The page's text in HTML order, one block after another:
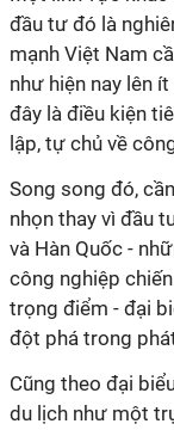
đầu tư đó là
mạnh Việt Nam
như hiện nay lên
đây là điều kiện
lập, tự chủ về
Song song đó,
nhọn thay vì đầu
và Hàn Quốc -
công nghiệp
trọng điểm - đại
đột phá trong
Cũng theo đại
du lịch như một